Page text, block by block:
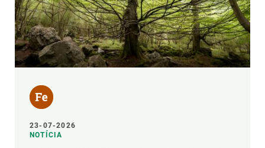
23-07-2026
NOTÍCIA